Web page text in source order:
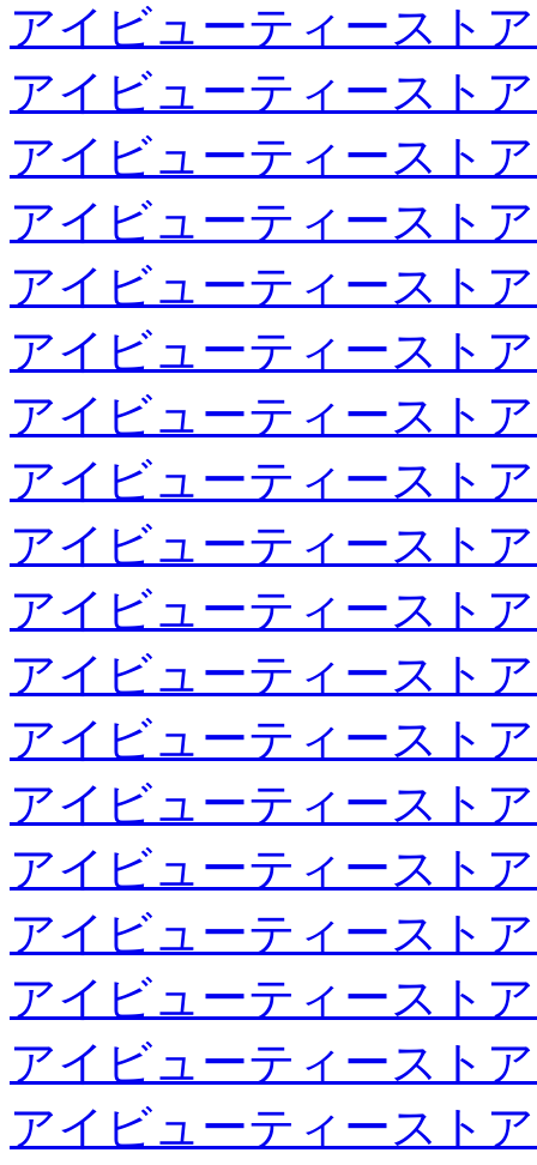
アイビューティースト
アイビューティースト
アイビューティースト
アイビューティースト
アイビューティースト
アイビューティースト
アイビューティースト
アイビューティースト
アイビューティースト
アイビューティースト
アイビューティースト
アイビューティースト
アイビューティースト
アイビューティースト
アイビューティースト
アイビューティースト
アイビューティースト
アイビューティースト